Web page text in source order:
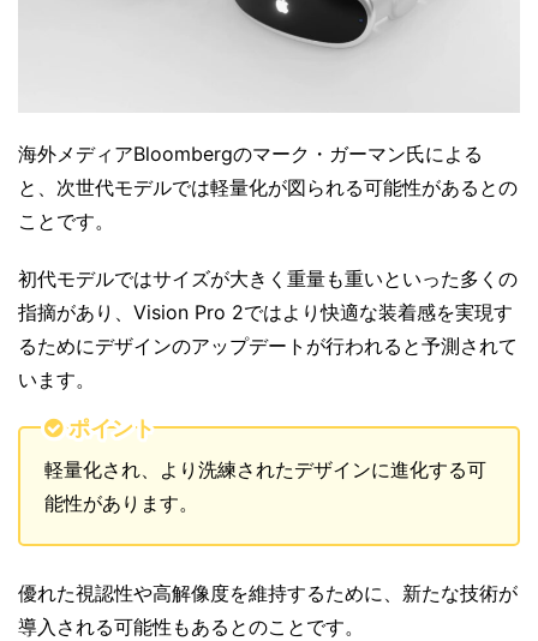
海外メディアBloombergのマーク・ガーマン氏による
と、次世代モデルでは軽量化が図られる可能性があるとの
ことです。
初代モデルではサイズが大きく重量も重いといった多くの
指摘があり、Vision Pro 2ではより快適な装着感を実現す
るためにデザインのアップデートが行われると予測されて
います。
ポイント
軽量化され、より洗練されたデザインに進化する可
能性があります。
優れた視認性や高解像度を維持するために、新たな技術が
導入される可能性もあるとのことです。